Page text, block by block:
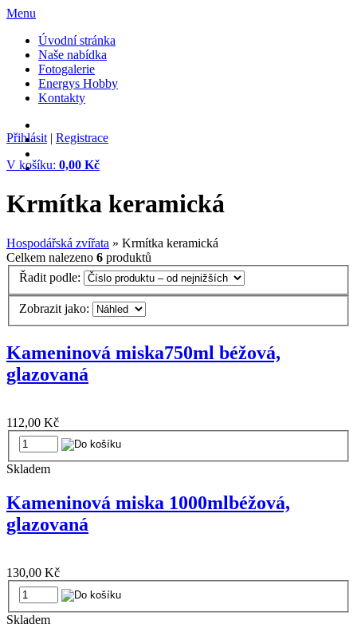
Menu
Úvodní stránka
Naše nabídka
Fotogalerie
Energys Hobby
Kontakty
Přihlásit | Registrace
V košíku: 0,00 Kč
Krmítka keramická
Hospodářská zvířata » Krmítka keramická
Celkem nalezeno 6 produktů
Řadit podle:
Zobrazit jako:
Kameninová miska750ml béžová,
glazovaná
112,00 Kč
Skladem
Kameninová miska 1000mlbéžová,
glazovaná
130,00 Kč
Skladem